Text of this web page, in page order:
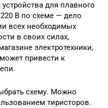
для плавного
В по схеме — дело
всех необходимых
в своих силах,
электротехники,
привести к
схему. Можно
тиристоров.